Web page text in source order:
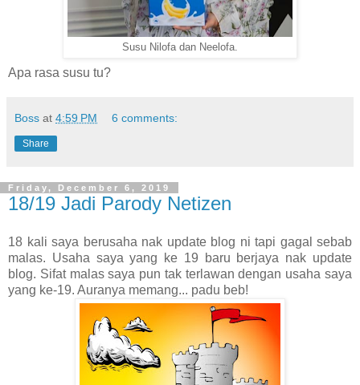
Susu Nilofa dan Neelofa.
Apa rasa susu tu?
Boss at 4:59 PM 6 comments:
Share
Friday, December 6, 2019
18/19 Jadi Parody Netizen
18 kali saya berusaha nak update blog ni tapi gagal sebab
malas. Usaha saya yang ke 19 baru berjaya nak update
blog. Sifat malas saya pun tak terlawan dengan usaha saya
yang ke-19. Auranya memang... padu beb!